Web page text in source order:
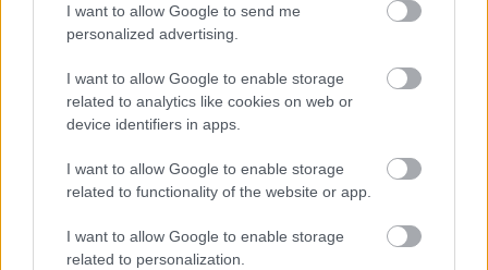
I want to allow Google to send me
personalized advertising.
I want to allow Google to enable storage
related to analytics like cookies on web or
device identifiers in apps.
I want to allow Google to enable storage
related to functionality of the website or app.
I want to allow Google to enable storage
related to personalization.
Amire többmillióan vártunk: szombattól
másodfokúra csökken a riasztás
Életmentés másképp